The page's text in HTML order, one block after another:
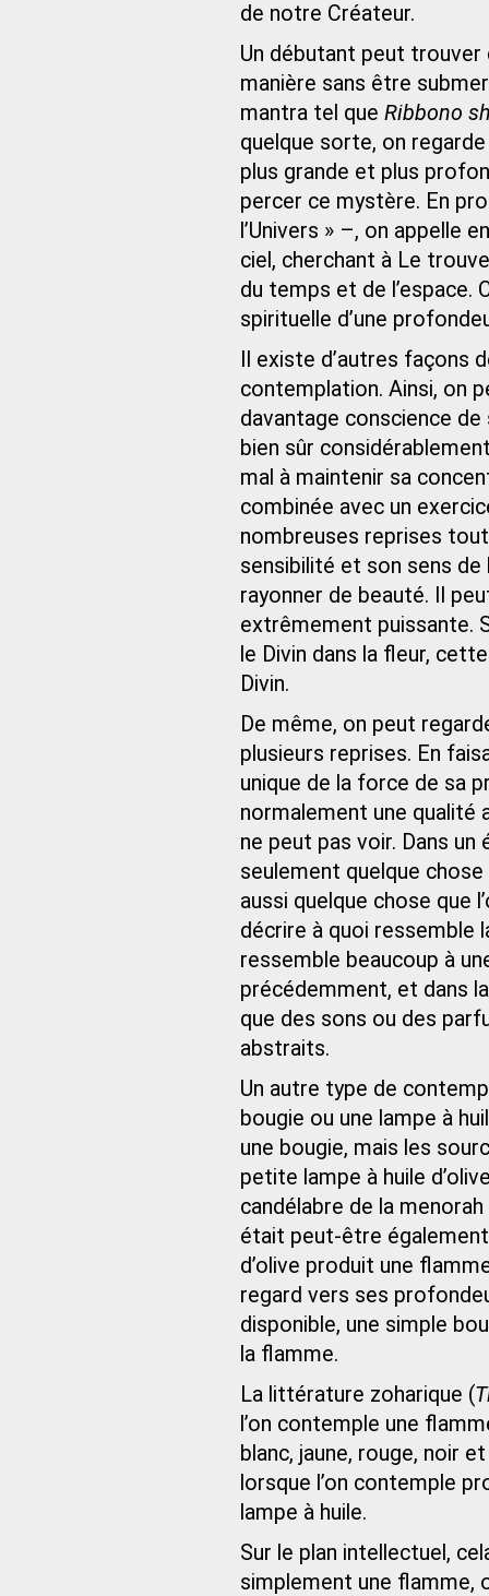
de notre Créateur.
Un débutant peut
manière sans être
mantra tel que Ribbono
quelque sorte, on
plus grande et plus
percer ce mystère. En
l’Univers » –, on appelle
ciel, cherchant à Le
du temps et de l’espace.
spirituelle d’une
Il existe d’autres
contemplation. Ainsi, on
davantage conscience
bien sûr
mal à maintenir sa
combinée avec un
nombreuses reprises
sensibilité et son sens
rayonner de beauté. Il
extrêmement puissante.
le Divin dans la fleur,
Divin.
De même, on peut
plusieurs reprises. En
unique de la force de sa
normalement une qualité
ne peut pas voir. Dans
seulement quelque
aussi quelque chose que
décrire à quoi ressemble
ressemble beaucoup à
précédemment, et dans
que des sons ou des
abstraits.
Un autre type de
bougie ou une lampe à
une bougie, mais les
petite lampe à huile
candélabre de la
était peut-être
d’olive produit une
regard vers ses
disponible, une simple
la flamme.
La littérature zoharique (
l’on contemple une
blanc, jaune, rouge, noir
lorsque l’on contemple
lampe à huile.
Sur le plan intellectuel,
simplement une flamme,